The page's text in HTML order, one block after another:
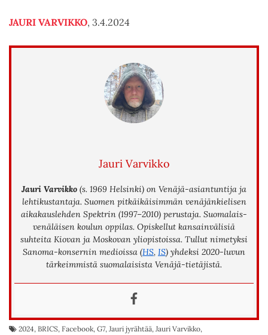
JAURI VARVIKKO, 3.4.2024
Jauri Varvikko
Jauri Varvikko (s. 1969 Helsinki) on Venäjä-asiantuntija ja
lehtikustantaja. Suomen pitkäikäisimmän venäjänkielisen
aikakauslehden Spektrin (1997–2010) perustaja. Suomalais-
venäläisen koulun oppilas. Opiskellut kansainvälisiä
suhteita Kiovan ja Moskovan yliopistoissa. Tullut nimetyksi
Sanoma-konsernin medioissa (HS, IS) yhdeksi 2020-luvun
tärkeimmistä suomalaisista Venäjä-tietäjistä.
2024, BRICS, Facebook, G7, Jauri jyrähtää, Jauri Varvikko,